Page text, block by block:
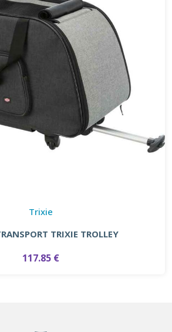
Trixie
TRIXIE TROLLEY
117.85 €